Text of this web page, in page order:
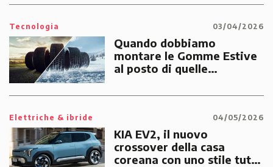
Tecnologia 03/04/2026
Quando dobbiamo
montare le Gomme Estive
al posto di quelle
Elettriche & ibride 04/05/2026
KIA EV2, il nuovo
crossover della casa
coreana con uno stile tutto